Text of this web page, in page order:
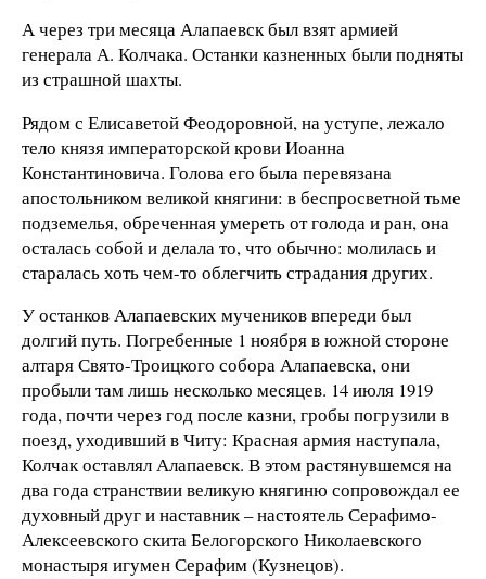
А через три месяца Алапаевск был взят армией
генерала А. Колчака. Останки казненных были подняты
из страшной шахты.
Рядом с Елисаветой Феодоровной, на уступе, лежало
тело князя императорской крови Иоанна
Константиновича. Голова его была перевязана
апостольником великой княгини: в беспросветной тьме
подземелья, обреченная умереть от голода и ран, она
осталась собой и делала то, что обычно: молилась и
старалась хоть чем-то облегчить страдания других.
У останков Алапаевских мучеников впереди был
долгий путь. Погребенные 1 ноября в южной стороне
алтаря Свято-Троицкого собора Алапаевска, они
пробыли там лишь несколько месяцев. 14 июля 1919
года, почти через год после казни, гробы погрузили в
поезд, уходивший в Читу: Красная армия наступала,
Колчак оставлял Алапаевск. В этом растянувшемся на
два года странствии великую княгиню сопровождал ее
духовный друг и наставник – настоятель Серафимо-
Алексеевского скита Белогорского Николаевского
монастыря игумен Серафим (Кузнецов).